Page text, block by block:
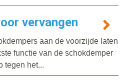
vervangen
aan de voorzijde laten
functie van de schokdemper
tegen het...